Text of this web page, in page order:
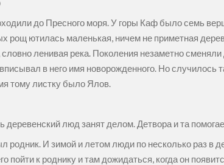
до Пресного моря. У горы Каф было семь
рощ ютилась маленькая, ничем не приметная
ленивая река. Поколения незаметно сменяли
в него имя новорожденного. Но случилось
тому листку было Ялов.
люд занят делом. Детвора и та
И зимой и летом люди по несколько раз в
пойти к роднику и там дожидаться, когда он